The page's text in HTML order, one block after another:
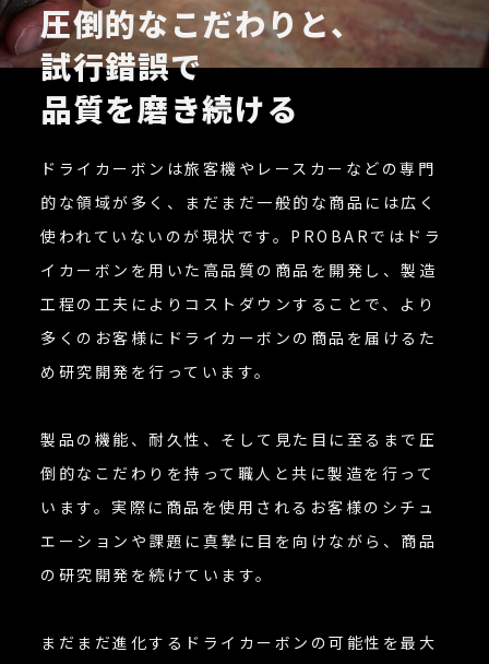
圧倒的なこだわりと、
試行錯誤で
品質を磨き続ける
ドライカーボンは旅客機やレースカーなどの専門
的な領域が多く、まだまだ一般的な商品には広く
使われていないのが現状です。PROBARではドラ
イカーボンを用いた高品質の商品を開発し、製造
工程の工夫によりコストダウンすることで、より
多くのお客様にドライカーボンの商品を届けるた
め研究開発を行っています。
製品の機能、耐久性、そして見た目に至るまで圧
倒的なこだわりを持って職人と共に製造を行って
います。実際に商品を使用されるお客様のシチュ
エーションや課題に真摯に目を向けながら、商品
の研究開発を続けています。
まだまだ進化するドライカーボンの可能性を最大